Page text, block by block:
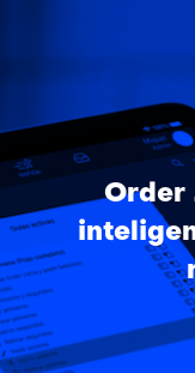
Order